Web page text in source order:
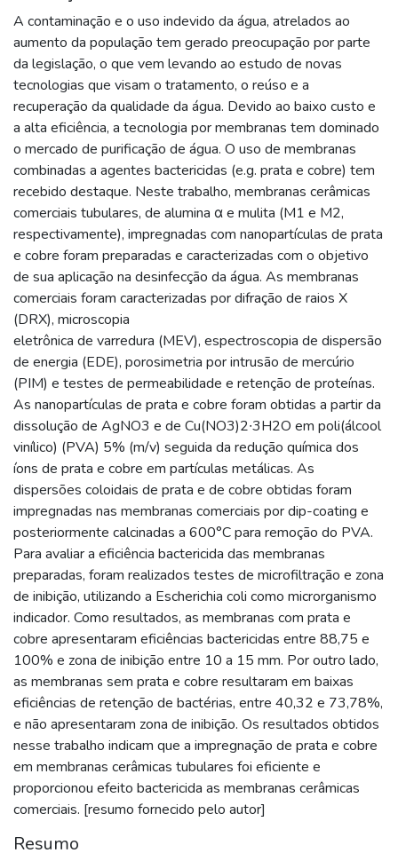
A contaminação e o uso indevido da água, atrelados ao
aumento da população tem gerado preocupação por parte
da legislação, o que vem levando ao estudo de novas
tecnologias que visam o tratamento, o reúso e a
recuperação da qualidade da água. Devido ao baixo custo e
a alta eficiência, a tecnologia por membranas tem dominado
o mercado de purificação de água. O uso de membranas
combinadas a agentes bactericidas (e.g. prata e cobre) tem
recebido destaque. Neste trabalho, membranas cerâmicas
comerciais tubulares, de alumina α e mulita (M1 e M2,
respectivamente), impregnadas com nanopartículas de prata
e cobre foram preparadas e caracterizadas com o objetivo
de sua aplicação na desinfecção da água. As membranas
comerciais foram caracterizadas por difração de raios X
(DRX), microscopia
eletrônica de varredura (MEV), espectroscopia de dispersão
de energia (EDE), porosimetria por intrusão de mercúrio
(PIM) e testes de permeabilidade e retenção de proteínas.
As nanopartículas de prata e cobre foram obtidas a partir da
dissolução de AgNO3 e de Cu(NO3)2∙3H2O em poli(álcool
vinílico) (PVA) 5% (m/v) seguida da redução química dos
íons de prata e cobre em partículas metálicas. As
dispersões coloidais de prata e de cobre obtidas foram
impregnadas nas membranas comerciais por dip-coating e
posteriormente calcinadas a 600°C para remoção do PVA.
Para avaliar a eficiência bactericida das membranas
preparadas, foram realizados testes de microfiltração e zona
de inibição, utilizando a Escherichia coli como microrganismo
indicador. Como resultados, as membranas com prata e
cobre apresentaram eficiências bactericidas entre 88,75 e
100% e zona de inibição entre 10 a 15 mm. Por outro lado,
as membranas sem prata e cobre resultaram em baixas
eficiências de retenção de bactérias, entre 40,32 e 73,78%,
e não apresentaram zona de inibição. Os resultados obtidos
nesse trabalho indicam que a impregnação de prata e cobre
em membranas cerâmicas tubulares foi eficiente e
proporcionou efeito bactericida as membranas cerâmicas
comerciais. [resumo fornecido pelo autor]
Resumo